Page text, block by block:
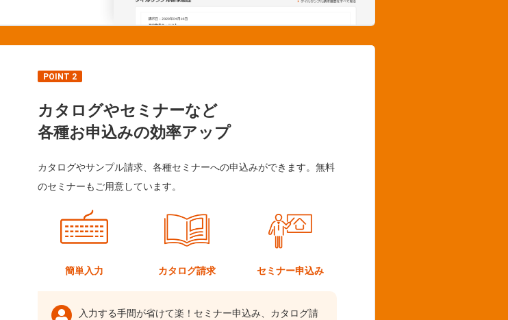
POINT 2
カタログやセミナーなど
各種お申込みの効率アップ
カタログやサンプル請求、各種セミナーへの申込みができます。無料
のセミナーもご用意しています。
簡単入力 カタログ請求 セミナー申込み
入力する手間が省けて楽！セミナー申込み、カタログ請